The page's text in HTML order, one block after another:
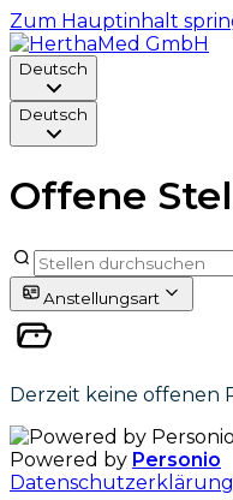
Zum Hauptinhalt
Deutsch
Deutsch
Offene
Anstellungsart
Derzeit keine offenen
Powered by Personio
Datenschutzerklärung